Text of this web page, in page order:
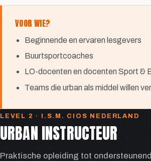
VOOR WIE?
Beginnende en ervaren lesgevers
Buurtsportcoaches
LO-docenten en docenten Sport &
Teams die urban als middel willen
LEVEL 2 · I.S.M. CIOS NEDERLAND
URBAN INSTRUCTEUR
Praktische opleiding tot